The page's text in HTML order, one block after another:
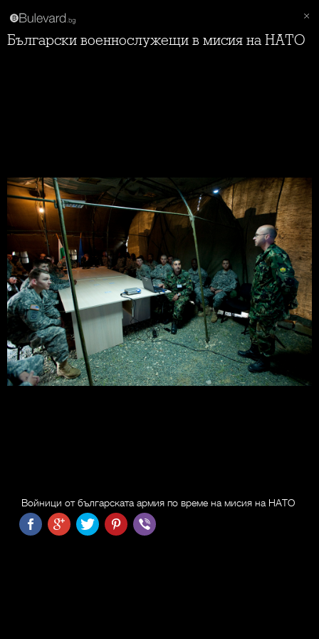
Български военнослужещи в мисия на НАТО
Войници от българската армия по време на мисия на НАТО